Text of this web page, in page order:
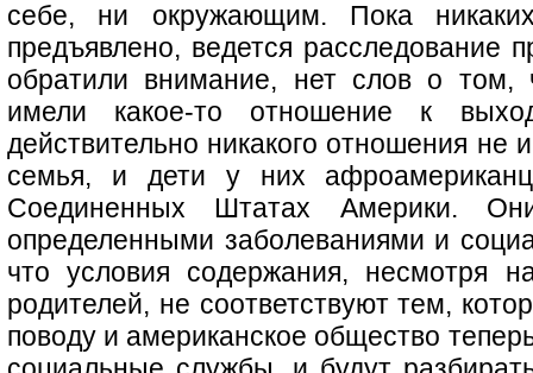
себе, ни окружающим. Пока
предъявлено, ведется расследование
обратили внимание, нет слов о том,
имели какое-то отношение к
действительно никакого отношения не
семья, и дети у них
Соединенных Штатах Америки.
определенными заболеваниями и
что условия содержания, несмотря
родителей, не соответствуют тем,
поводу и американское общество